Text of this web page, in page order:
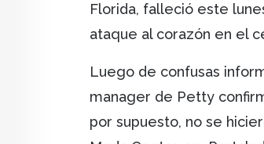
Florida, falleció este
ataque al corazón en el
Luego de confusas
manager de Petty
por supuesto, no se